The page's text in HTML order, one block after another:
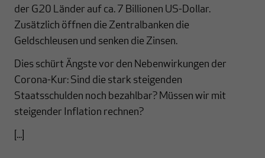
der G20 Länder auf ca. 7 Billionen US-Dollar.
Zusätzlich öffnen die Zentralbanken die
Geldschleusen und senken die Zinsen.
Dies schürt Ängste vor den Nebenwirkungen der
Corona-Kur: Sind die stark steigenden
Staatsschulden noch bezahlbar? Müssen wir mit
steigender Inflation rechnen?
[...]